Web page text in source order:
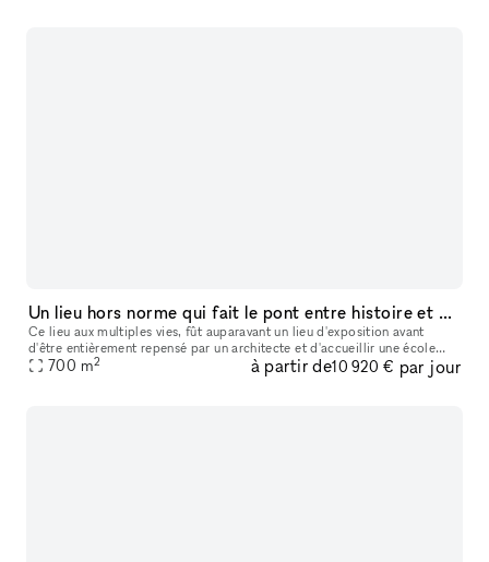
Un lieu hors norme qui fait le pont entre histoire et modernité
Ce lieu aux multiples vies, fût auparavant un lieu d'exposition avant
d'être entièrement repensé par un architecte et d'accueillir une école
spécialisée dans le business et la data. Au sein du quart
700 m2 à partir de10 920 € par jour